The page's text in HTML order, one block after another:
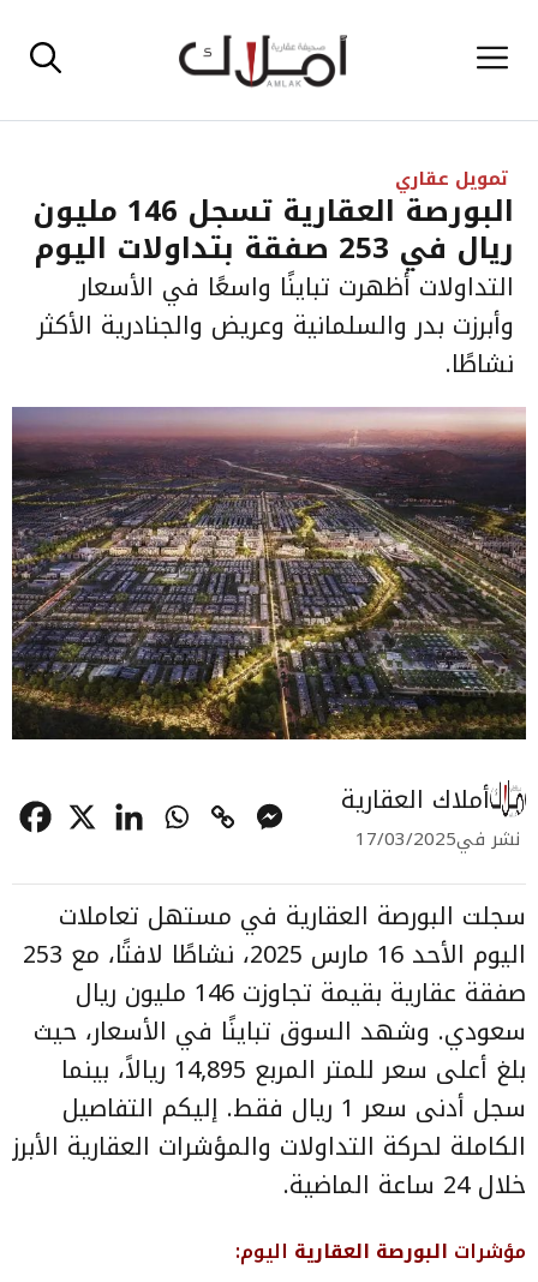
إلى القائمة
تمويل عقاري
البورصة العقارية تسجل 146 مليون
ريال في 253 صفقة بتداولات اليوم
التداولات أظهرت تباينًا واسعًا في الأسعار
وأبرزت بدر والسلمانية وعريض والجنادرية الأكثر
نشاطًا.
أملاك العقارية
نشر في17/03/2025
سجلت البورصة العقارية في مستهل تعاملات
اليوم الأحد 16 مارس 2025، نشاطًا لافتًا، مع 253
صفقة عقارية بقيمة تجاوزت 146 مليون ريال
سعودي. وشهد السوق تباينًا في الأسعار، حيث
بلغ أعلى سعر للمتر المربع 14,895 ريالاً، بينما
سجل أدنى سعر 1 ريال فقط. إليكم التفاصيل
الكاملة لحركة التداولات والمؤشرات العقارية الأبرز
خلال 24 ساعة الماضية.
مؤشرات البورصة العقارية اليوم: